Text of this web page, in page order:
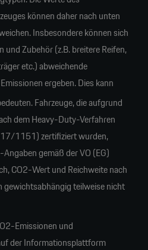
können daher nach unten
Insbesondere können sich
Zubehör (z.B. breitere Reifen,
etc.) abweichende
ergeben. Dies kann
Fahrzeuge, die aufgrund
dem Heavy-Duty-Verfahren
1151) zertifiziert wurden,
gemäß der VO (EG)
CO2-Wert und Reichweite nach
teilweise nicht
Emissionen und
der Informationsplattform